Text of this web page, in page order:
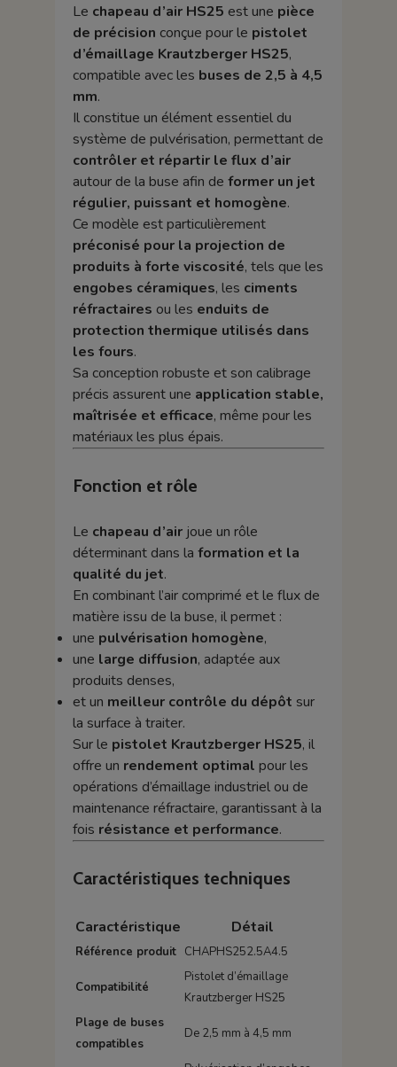
Le chapeau d’air HS25 est une pièce
de précision conçue pour le pistolet
d’émaillage Krautzberger HS25,
compatible avec les buses de 2,5 à 4,5
mm.
Il constitue un élément essentiel du
système de pulvérisation, permettant de
contrôler et répartir le flux d’air
autour de la buse afin de former un jet
régulier, puissant et homogène.
Ce modèle est particulièrement
préconisé pour la projection de
produits à forte viscosité, tels que les
engobes céramiques, les ciments
réfractaires ou les enduits de
protection thermique utilisés dans
les fours.
Sa conception robuste et son calibrage
précis assurent une application stable,
maîtrisée et efficace, même pour les
matériaux les plus épais.
Fonction et rôle
Le chapeau d’airjoue un rôle
déterminant dans la formation et la
qualité du jet.
En combinant l’air comprimé et le flux de
matière issu de la buse, il permet :
une pulvérisation homogène,
une large diffusion, adaptée aux
produits denses,
et un meilleur contrôle du dépôt sur
la surface à traiter.
Sur le pistolet Krautzberger HS25, il
offre un rendement optimal pour les
opérations d’émaillage industriel ou de
maintenance réfractaire, garantissant à la
fois résistance et performance.
Caractéristiques techniques
Caractéristique Détail
Référence produit CHAPHS252.5A4.5
Compatibilité
Pistolet d’émaillage
Krautzberger HS25
Plage de buses
compatibles
De 2,5 mm à 4,5 mm